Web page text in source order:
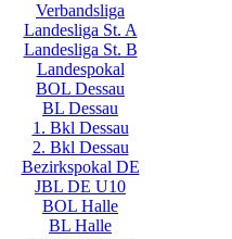
Verbandsliga
Landesliga St. A
Landesliga St. B
Landespokal
BOL Dessau
BL Dessau
1. Bkl Dessau
2. Bkl Dessau
Bezirkspokal DE
JBL DE U10
BOL Halle
BL Halle